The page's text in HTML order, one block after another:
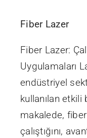
Fiber Lazer
Fiber Lazer:
Uygulamaları
endüstriyel
kullanılan
makalede,
çalıştığını,